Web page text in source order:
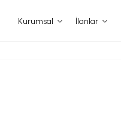
Kurumsal İlanlar